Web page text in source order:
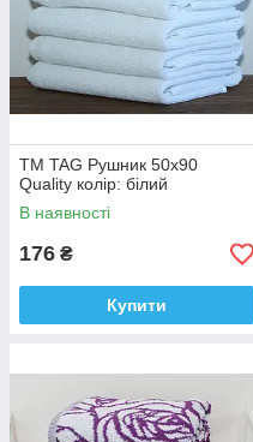
ТМ TAG Рушник 50х90
Quality колір: білий
В наявності
176 ₴
Купити